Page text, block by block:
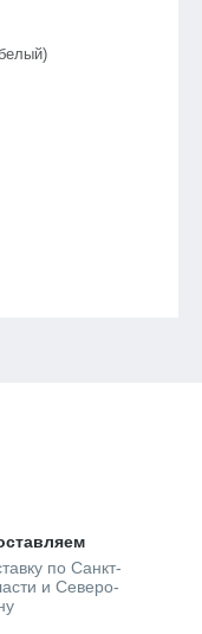
по Санкт-
и Северо-